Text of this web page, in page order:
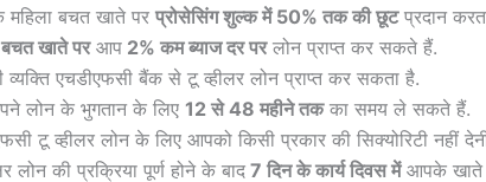
महिला बचत खाते पर प्रोसेसिंग शुल्क में 50% तक की छूटप्रदान
बचत खाते परआप 2% कम ब्याज दर परलोन प्राप्त कर सकते हैं.
व्यक्ति एचडीएफसी बैंक से टू व्हीलर लोन प्राप्त कर सकता है.
लोन के भुगतान के लिए 12 से 48 महीने तकका समय ले सकते हैं.
टू व्हीलर लोन के लिए आपको किसी प्रकार की सिक्योरिटी नहीं
लोन की प्रक्रिया पूर्ण होने के बाद 7 दिन के कार्य दिवस मेंआपके खाते